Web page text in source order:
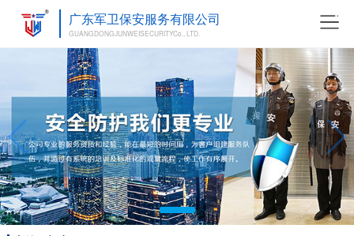
广东军卫保安服务有限公司
GUANGDONGJUNWEISECURITYCo., LTD.